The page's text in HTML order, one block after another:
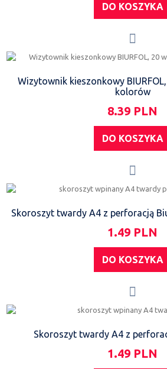
DO KOSZYKA
Wizytownik kieszonkowy
kolorów
8.39 PLN
DO KOSZYKA
Skoroszyt twardy A4 z perforacją
1.49 PLN
DO KOSZYKA
Skoroszyt twardy A4 z
1.49 PLN